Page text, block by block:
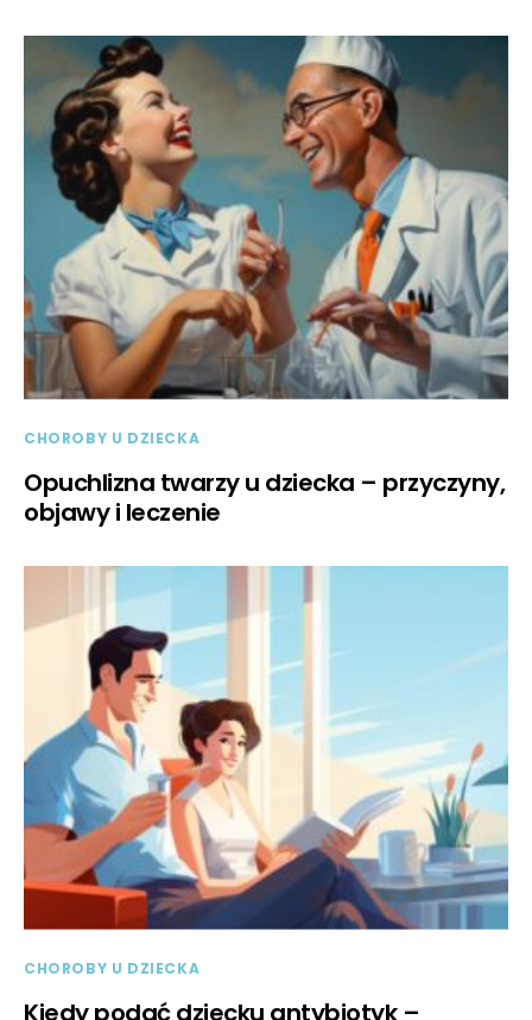
CHOROBY U DZIECKA
Opuchlizna twarzy u dziecka – przyczyny,
objawy i leczenie
CHOROBY U DZIECKA
Kiedy podać dziecku antybiotyk –